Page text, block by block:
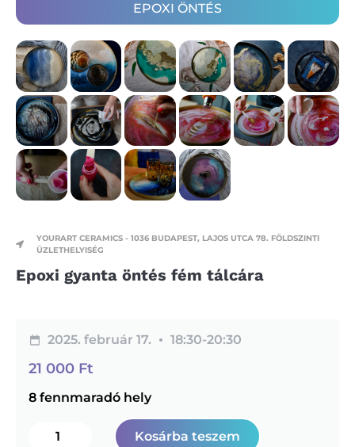
EPOXI ÖNTÉS
YOURART CERAMICS - 1036 BUDAPEST, LAJOS UTCA 78. FÖLDSZINTI
ÜZLETHELYISÉG
Epoxi gyanta öntés fém tálcára
2025. február 17. 18:30-20:30
21 000 Ft
8 fennmaradó hely
Kosárba teszem